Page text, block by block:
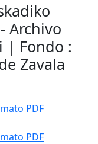
Archivo
| Fondo :
Zavala
PDF
PDF